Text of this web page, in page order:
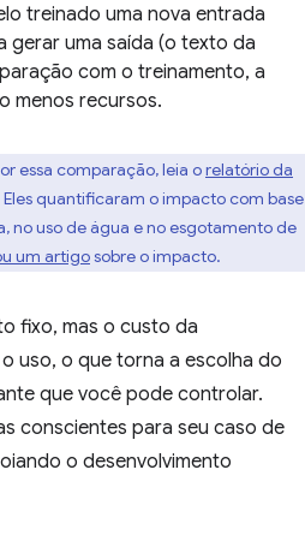
treinado uma nova entrada
gerar uma saída (o texto da
com o treinamento, a
menos recursos.
essa comparação, leia orelatório da
Eles quantificaram o impacto com
no uso de água e no esgotamento de
um artigosobre o impacto.
fixo, mas o custo da
uso, o que torna a escolha do
que você pode controlar.
conscientes para seu caso de
o desenvolvimento